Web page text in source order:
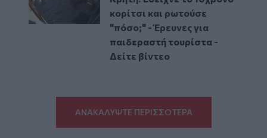
κορίτσι και ρωτούσε
"πόσο;" - Έρευνες για
παιδεραστή τουρίστα -
Δείτε βίντεο
ΑΝΑΚΑΛΥΨΤΕ ΠΕΡΙΣΣΟΤΕΡΑ